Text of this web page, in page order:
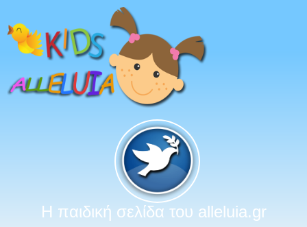
Η παιδική σελίδα του alleluia.gr